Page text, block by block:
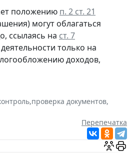
положению п. 2 ст. 21
могут облагаться
ссылаясь на ст. 7
только на
доходов,
,проверка документов,
Перепечатка